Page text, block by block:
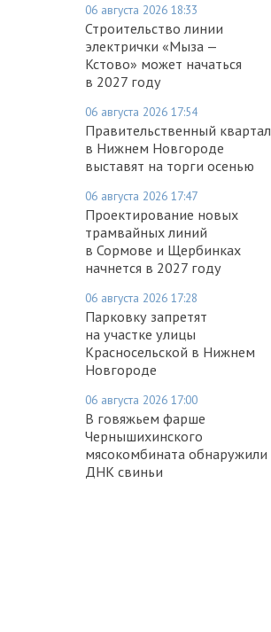
06 августа 2026 18:33
Строительство линии
электрички «Мыза —
Кстово» может начаться
в 2027 году
06 августа 2026 17:54
Правительственный квартал
в Нижнем Новгороде
выставят на торги осенью
06 августа 2026 17:47
Проектирование новых
трамвайных линий
в Сормове и Щербинках
начнется в 2027 году
06 августа 2026 17:28
Парковку запретят
на участке улицы
Красносельской в Нижнем
Новгороде
06 августа 2026 17:00
В говяжьем фарше
Чернышихинского
мясокомбината обнаружили
ДНК свиньи